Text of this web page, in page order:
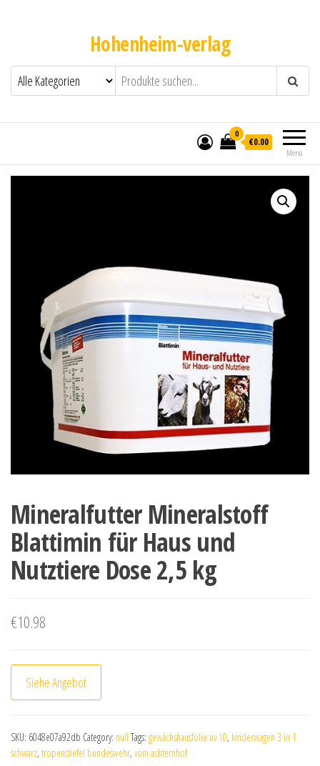
Hohenheim-verlag
Menü
0
€0.00
Mineralfutter Mineralstoff
Blattimin für Haus und
Nutztiere Dose 2,5 kg
€10.98
Siehe Angebot
SKU: 6048e07a92db Category: null Tags: gewächshausfolie uv 10, kinderwagen 3 in 1
schwarz, tropenstiefel bundeswehr, vom achternhof